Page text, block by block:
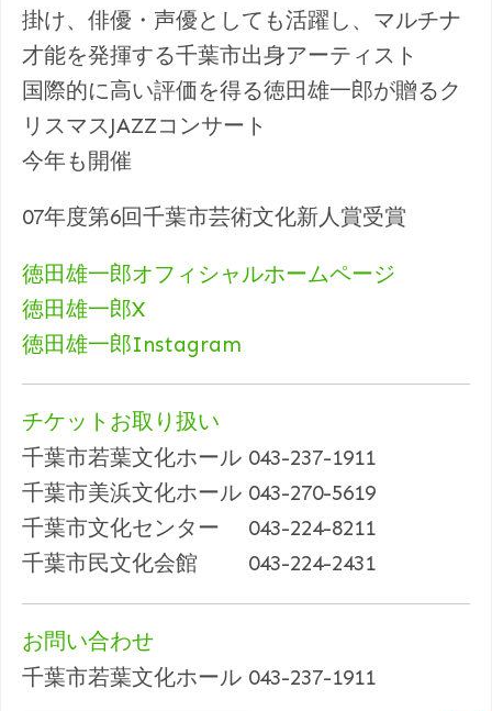
掛け、俳優・声優としても活躍し、マルチナ
才能を発揮する千葉市出身アーティスト
国際的に高い評価を得る徳田雄一郎が贈るク
リスマスJAZZコンサート
今年も開催
07年度第6回千葉市芸術文化新人賞受賞
徳田雄一郎オフィシャルホームページ
徳田雄一郎X
徳田雄一郎Instagram
チケットお取り扱い
千葉市若葉文化ホール 043-237-1911
千葉市美浜文化ホール 043-270-5619
千葉市文化センター 043-224-8211
千葉市民文化会館 043-224-2431
お問い合わせ
千葉市若葉文化ホール 043-237-1911